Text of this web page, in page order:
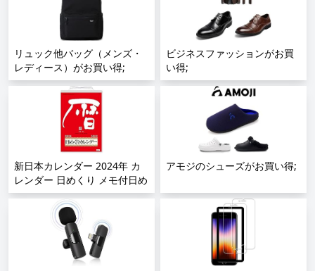
リュック他バッグ（メンズ・
レディース）がお買い得;
ビジネスファッションがお買
い得;
新日本カレンダー 2024年 カ
レンダー 日めくり メモ付日め
くりカレンダー 10号
400×260mm NK8603;
アモジのシューズがお買い得;